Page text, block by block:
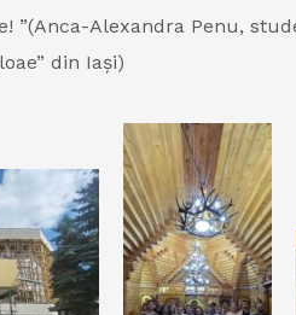
”(Anca-Alexandra Penu,
din Iași)